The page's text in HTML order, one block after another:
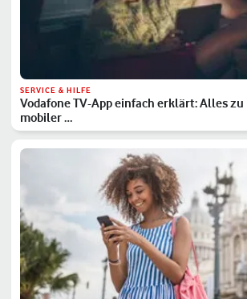
SERVICE & HILFE
Vodafone TV-App einfach erklärt: Alles
mobiler …